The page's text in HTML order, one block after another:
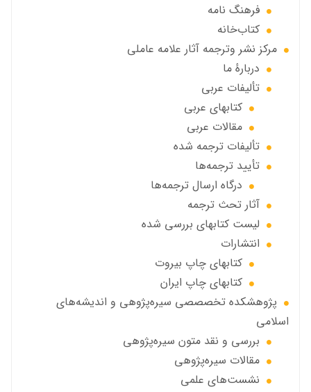
فرهنگ نامه
کتاب‌خانه
مركز نشر وترجمه آثار علامه عاملی
دربارهٔ ما
تألیفات عربی
کتابهای عربی
مقالات عربی
تألیفات ترجمه شده
تأیید ترجمه‌ها
درگاه ارسال ترجمه‌ها
آثار تحث ترجمه
ليست كتابهاي بررسي شده
انتشارات
كتابهاي چاپ بيروت
كتابهاي چاپ ايران
پژوهشكده تخصصصى سیره‌پژوهی و اندیشه‌های
اسلامی
بررسی و نقد متون سیره‌پژوهی
مقالات سيره‌پژوهى
نشست‌های علمی